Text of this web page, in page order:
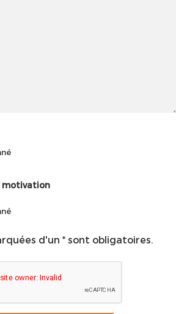
motivation
d'un * sont obligatoires.